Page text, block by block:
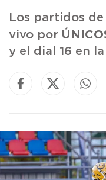
Los partidos
vivo por
y el dial 16 en